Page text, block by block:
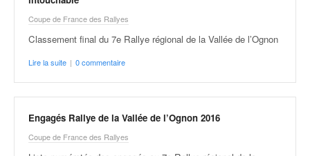
Coupe de France des Rallyes
Classement final du 7e Rallye régional de la Vallée de l’Ognon
Lire la suite | 0 commentaire
Engagés Rallye de la Vallée de l’Ognon 2016
Coupe de France des Rallyes